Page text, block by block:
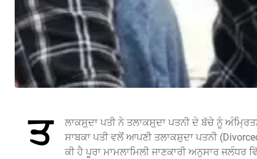
ਤ
ਲਾਕਸੁ਼ਦਾ ਪਤੀ ਨੇ ਤਲਾਕਸੁ਼ਦਾ ਪਤਨੀ ਦੇ ਬੱਚੇ ਨੂੰ
ਸਾਬਕਾ ਪਤੀ ਵਲੋਂ ਆਪਣੀ ਤਲਾਕਸ਼ੁਦਾ ਪਤਨੀ
ਕੀ ਹੈ ਪੂਰਾ ਮਾਮਲਾਮਿਲੀ ਜਾਣਕਾਰੀ ਅਨੁਸਾਰ